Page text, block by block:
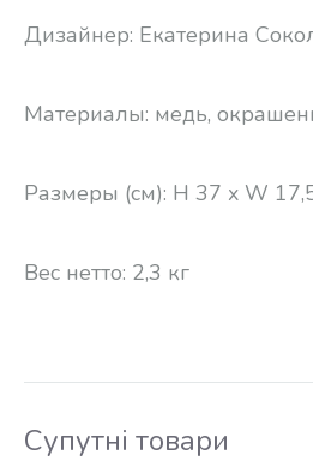
Дизайнер: Екатерина
Материалы: медь,
Размеры (см): H 37 x W
Вес нетто: 2,3 кг
Супутні товари